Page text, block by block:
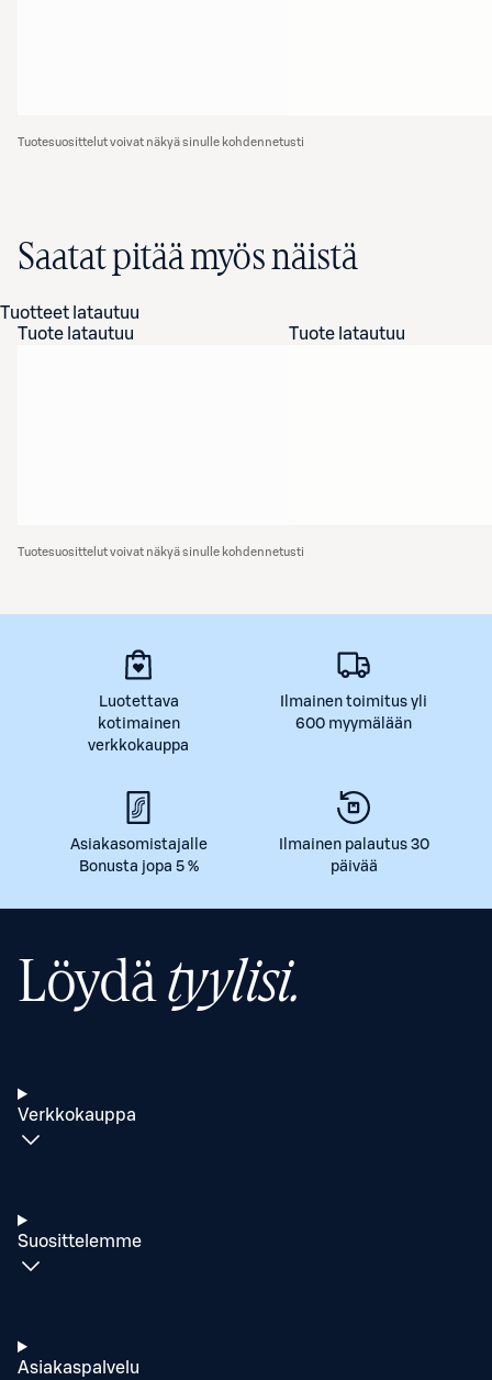
Tuotesuosittelut voivat näkyä sinulle kohdennetusti
Saatat pitää myös näistä
Tuotteet latautuu
Tuote latautuu
Tuote latautuu
Tuotesuosittelut voivat näkyä sinulle kohdennetusti
Luotettava
kotimainen
verkkokauppa
Ilmainen toimitus yli
600 myymälään
Asiakasomistajalle
Bonusta jopa 5 %
Ilmainen palautus 30
päivää
Löydätyylisi.
Verkkokauppa
Suosittelemme
Asiakaspalvelu